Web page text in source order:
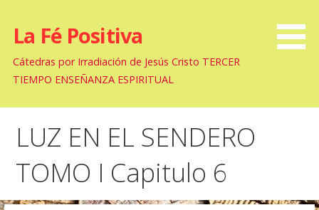
La Fé Positiva
Cátedras por Irradiación de Jesús Cristo TERCER
TIEMPO ENSEÑANZA ESPIRITUAL
LUZ EN EL SENDERO
TOMO I Capitulo 6